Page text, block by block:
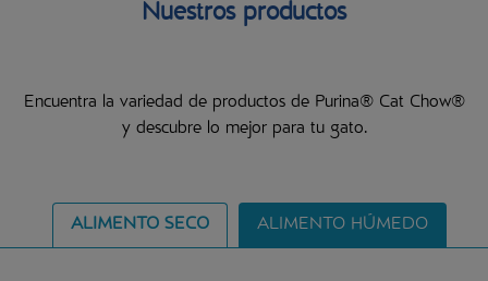
Nuestros productos
Encuentra la variedad de productos de Purina® Cat Chow®
y descubre lo mejor para tu gato.
ALIMENTO SECO ALIMENTO HÚMEDO